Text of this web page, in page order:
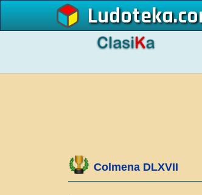
Ludoteka
Colmena DLXVII